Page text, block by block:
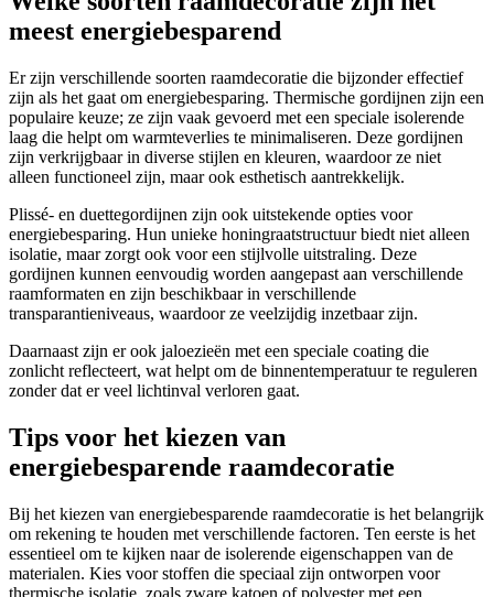
meest energiebesparend
Er zijn verschillende soorten raamdecoratie die bijzonder effectief
zijn als het gaat om energiebesparing. Thermische gordijnen zijn een
populaire keuze; ze zijn vaak gevoerd met een speciale isolerende
laag die helpt om warmteverlies te minimaliseren. Deze gordijnen
zijn verkrijgbaar in diverse stijlen en kleuren, waardoor ze niet
alleen functioneel zijn, maar ook esthetisch aantrekkelijk.
Plissé- en duettegordijnen zijn ook uitstekende opties voor
energiebesparing. Hun unieke honingraatstructuur biedt niet alleen
isolatie, maar zorgt ook voor een stijlvolle uitstraling. Deze
gordijnen kunnen eenvoudig worden aangepast aan verschillende
raamformaten en zijn beschikbaar in verschillende
transparantieniveaus, waardoor ze veelzijdig inzetbaar zijn.
Daarnaast zijn er ook jaloezieën met een speciale coating die
zonlicht reflecteert, wat helpt om de binnentemperatuur te reguleren
zonder dat er veel lichtinval verloren gaat.
Tips voor het kiezen van
energiebesparende raamdecoratie
Bij het kiezen van energiebesparende raamdecoratie is het belangrijk
om rekening te houden met verschillende factoren. Ten eerste is het
essentieel om te kijken naar de isolerende eigenschappen van de
materialen. Kies voor stoffen die speciaal zijn ontworpen voor
thermische isolatie, zoals zware katoen of polyester met een